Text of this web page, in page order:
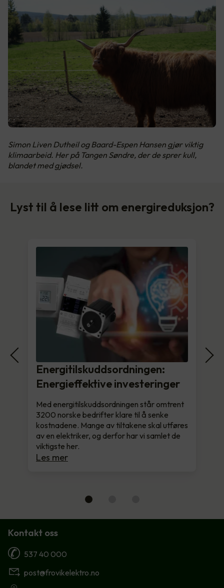
Simon Liven Dutheil og Baard-Espen Hansen gjør viktig
klimaarbeid. Her på Tangen Søndre, der de sprer kull,
blandet med gjødsel.
Lyst til å lese litt om energireduksjon?
Energitilskuddsordningen:
Energieffektive investeringer
Med energitilskuddsordningen står omtrent
3200 norske bedrifter klare til å senke
kostnadene. Mange av tiltakene skal utføres
av en elektriker, og derfor har vi samlet de
viktigste her.
Les mer
Kontakt oss
537 40 000
post@frovikelektro.no